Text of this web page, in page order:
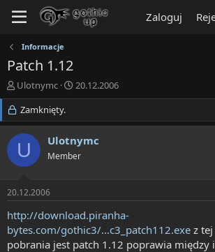
Zaloguj
Informacje
Patch 1.12
T
h
r
e
a
d
s
r
t
e
r
Ulotnymc
R
o
p
c
z
y
20.12.2006
Zamknięty.
U Ulotnymc
Member
20.12.2006
http://download.piranha-
bytes.com/gothic3/...c3_patch112.exe z
pobrania jest patch 1.12 poprawia między